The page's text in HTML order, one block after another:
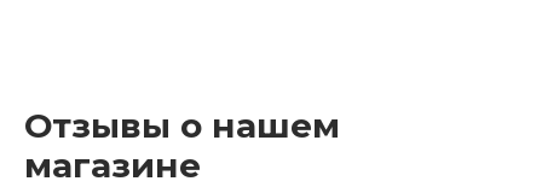
Отзывы о нашем
магазине